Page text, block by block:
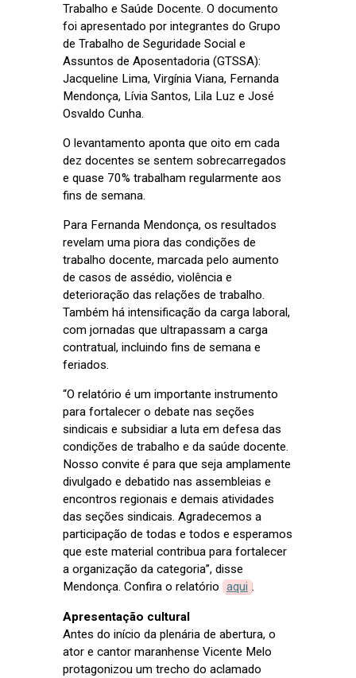
Trabalho e Saúde Docente. O documento
foi apresentado por integrantes do Grupo
de Trabalho de Seguridade Social e
Assuntos de Aposentadoria (GTSSA):
Jacqueline Lima, Virgínia Viana, Fernanda
Mendonça, Lívia Santos, Lila Luz e José
Osvaldo Cunha.
O levantamento aponta que oito em cada
dez docentes se sentem sobrecarregados
e quase 70% trabalham regularmente aos
fins de semana.
Para Fernanda Mendonça, os resultados
revelam uma piora das condições de
trabalho docente, marcada pelo aumento
de casos de assédio, violência e
deterioração das relações de trabalho.
Também há intensificação da carga laboral,
com jornadas que ultrapassam a carga
contratual, incluindo fins de semana e
feriados.
“O relatório é um importante instrumento
para fortalecer o debate nas seções
sindicais e subsidiar a luta em defesa das
condições de trabalho e da saúde docente.
Nosso convite é para que seja amplamente
divulgado e debatido nas assembleias e
encontros regionais e demais atividades
das seções sindicais. Agradecemos a
participação de todas e todos e esperamos
que este material contribua para fortalecer
a organização da categoria”, disse
Mendonça. Confira o relatório aqui .
Apresentação cultural
Antes do início da plenária de abertura, o
ator e cantor maranhense Vicente Melo
protagonizou um trecho do aclamado